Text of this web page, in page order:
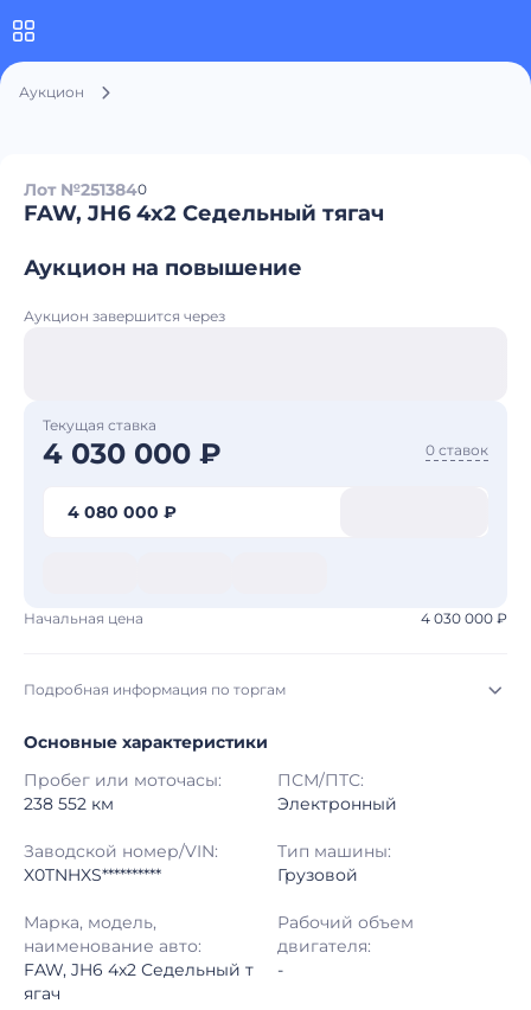
Аукцион
Лот №2513840
FAW, JH6 4x2 Седельный тягач
Аукцион на повышение
Аукцион завершится через
Текущая ставка
4 030 000 ₽ 0 ставок
4 080 000 ₽
Начальная цена 4 030 000 ₽
Подробная информация по торгам
Начало торгов: 07.08.2026, 09:04 МСК
Конец торгов: 14.08.2026, 09:04 МСК
Тип аукциона: Открытые торги
Шаг торгов: 50 000 ₽
Кол-во ставок:
Основные характеристики
Пробег или моточасы:
238 552 км
ПСМ/ПТС:
Электронный
Заводской номер/VIN:
X0TNHXS**********
Тип машины:
Грузовой
Марка, модель,
наименование авто:
FAW, JH6 4x2 Седельный т
ягач
Рабочий объем
двигателя:
-